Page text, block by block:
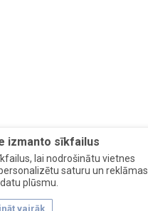
izmanto sīkfailus
lai nodrošinātu vietnes
saturu un reklāmas
plūsmu.
vairāk